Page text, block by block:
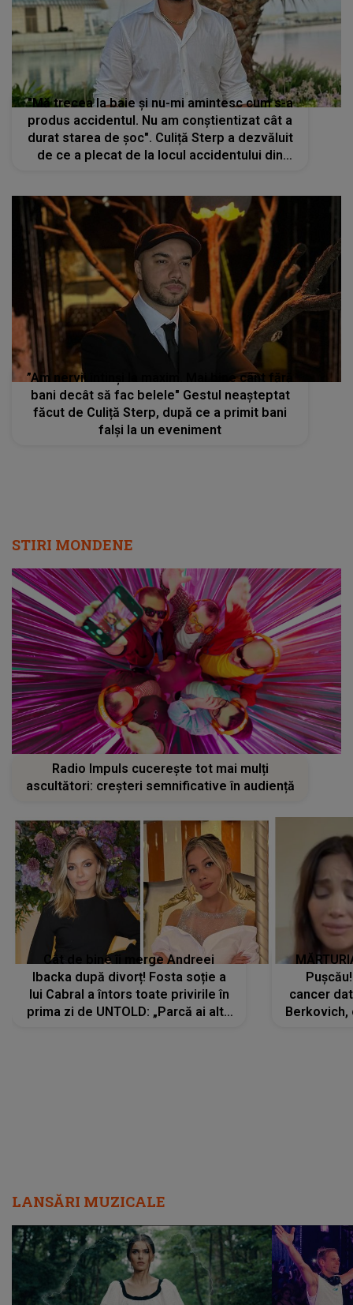
"Mă trecea la baie și nu-mi amintesc cum s-a
produs accidentul. Nu am conștientizat cât a
durat starea de şoc". Culiță Sterp a dezvăluit
de ce a plecat de la locul accidentului din
”Am nervii întinși la maxim. Mai bine cânt fără
bani decât să fac belele" Gestul neașteptat
făcut de Culiță Sterp, după ce a primit bani
falși la un eveniment
STIRI MONDENE
Radio Impuls cucerește tot mai mulți
ascultători: creșteri semnificative în audiență
Cât de bine îi merge Andreei
Ibacka după divorț! Fosta soție a
lui Cabral a întors toate privirile în
prima zi de UNTOLD: „Parcă ai altă
cancer
Berkovich,
LANSĂRI MUZICALE